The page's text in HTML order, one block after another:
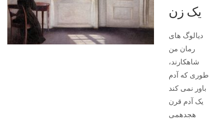
یک زن
دیالوگ های
رمان من
شاهکارند،
طوری که آدم
باور نمی کند
یک آدم قرن
هجدهمی